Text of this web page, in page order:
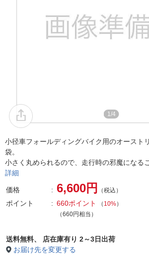
1/4
小径車フォールディングバイク用のオースト
袋。
小さく丸められるので、走行時の邪魔にな
詳細
価格 6,600円 （税込）
ポイント 660ポイント （ 10%）
（660円相当）
送料無料、
店在庫有り 2～3日出荷
お届け先を変更する